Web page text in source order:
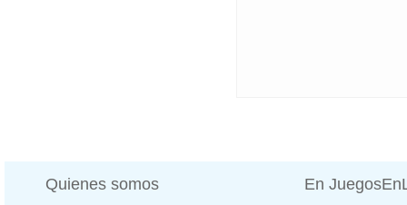
Quienes somos En